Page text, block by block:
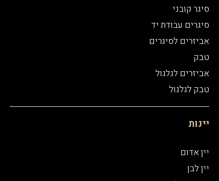
סיגר קובני
סיגרים עבודת יד
אביזרים לסיגרים
טבק
אביזרים לגלגול
טבק לגלגול
יינות
יין אדום
יין לבן